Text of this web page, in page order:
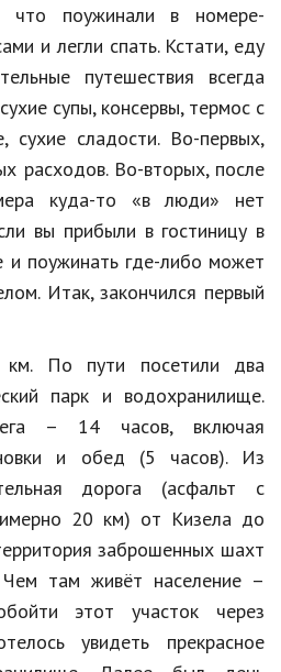
поужинали в номере-
и легли спать. Кстати, еду
путешествия всегда
супы, консервы, термос с
сухие сладости. Во-первых,
расходов. Во-вторых, после
куда-то «в люди» нет
вы прибыли в гостиницу в
и поужинать где-либо может
Итак, закончился первый
По пути посетили два
парк и водохранилище.
– 14 часов, включая
и обед (5 часов). Из
дорога (асфальт с
20 км) от Кизела до
заброшенных шахт
Чем там живёт население –
этот участок через
увидеть прекрасное